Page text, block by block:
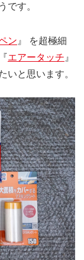
です。
ン 』 を超極細
エアータッチ 』
いと思います。